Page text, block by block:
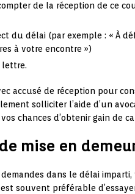
de la réception de ce
du délai (par exemple : « À
à votre encontre »)
lettre.
accusé de réception pour
solliciter l’aide d’un
chances d’obtenir gain de
mise en
dans le délai imparti,
souvent préférable